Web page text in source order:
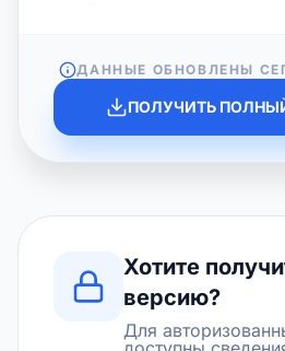
ДАННЫЕ ОБНОВЛЕНЫ
ПОЛУЧИТЬ
Хотите
версию?
Для